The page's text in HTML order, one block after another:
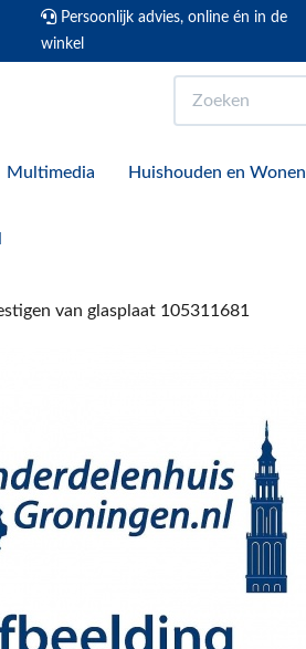
Persoonlijk advies, online én in de
winkel
Multimedia Huishouden en Wonen
van glasplaat 105311681